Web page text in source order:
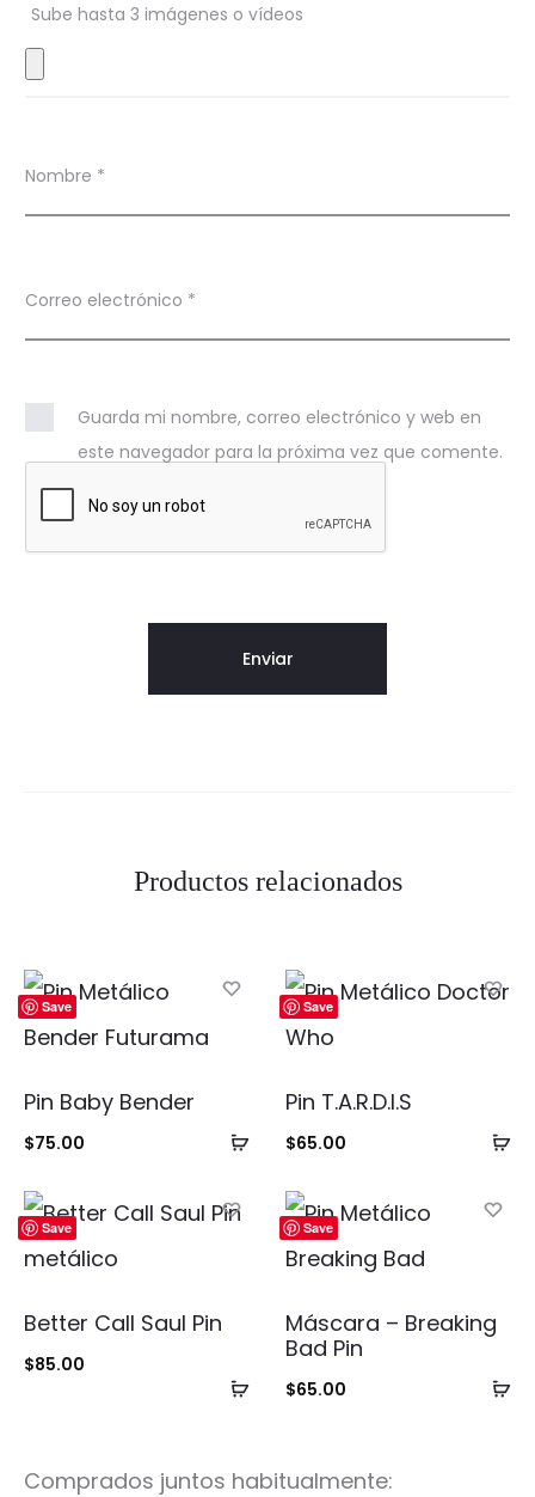
e
s
Sube hasta 3 imágenes o vídeos
Nombre *
Correo electrónico *
Guarda mi nombre, correo electrónico y web en
este navegador para la próxima vez que comente.
Productos relacionados
Save
Añadir
carrito
Pin Baby Bender
$75.00
Save
Pin T.A.R.D.I.S
$65.00
Save
Añadir
Better Call Saul Pin
$85.00
Save
Máscara – Breaking
Bad Pin
$65.00
Comprados juntos habitualmente: